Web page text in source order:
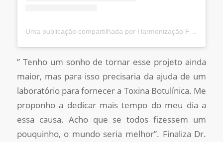
Uma publicação compartilhada por Harmonização Facial RJ / SP (@fabioricardobarros)
” Tenho um sonho de tornar esse projeto ainda
maior, mas para isso precisaria da ajuda de um
laboratório para fornecer a Toxina Botulínica. Me
proponho a dedicar mais tempo do meu dia a
essa causa. Acho que se todos fizessem um
pouquinho, o mundo seria melhor”. Finaliza Dr.